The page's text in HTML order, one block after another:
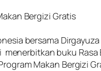
Bergizi Gratis
bersama
buku Rasa
Makan Bergizi